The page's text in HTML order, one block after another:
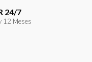
24/7
12 Meses